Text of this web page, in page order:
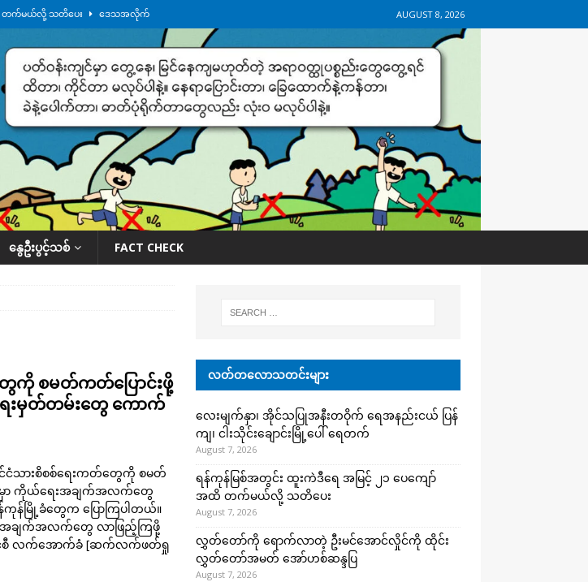
တက်မယ်လို့ သတိပေး ဒေသအလိုက်
ော်အမတ် အော်ဟစ်ဆန္ဒပြ
ရေစတင်ရောက်ရှိ ဒေသအလိုက် သတင်း
ငယ်တဦး ရေစီးနဲ့မျောပါသေဆုံး
ငါးသိုင်းချောင်းမြို့ပေါ် ရေတက်
AUGUST 8, 2026
နွေဦးပွင့်သစ် FACT CHECK
ကို စမတ်ကတ်ပြောင်းဖို့
မှတ်တမ်းတွေ ကောက်
ငံ​သားစိစစ်ရေးကတ်တွေကို စမတ်
မှာ ကိုယ်ရေးအချက်အလက်တွေ
မြို့ခံတွေက ပြောကြပါတယ်။
ျက်အလက်တွေ လာဖြည့်ကြဖို့
စီ လက်အောက်ခံ [ဆက်လက်ဖတ်ရှု
လတ်တလောသတင်းများ
လေးမျက်နှာ၊ အိုင်သပြုအနီးတဝိုက် ရေအနည်းငယ် ပြန်
ကျ၊ ငါးသိုင်းချောင်းမြို့ပေါ် ရေတက်
August 7, 2026
ရန်ကုန်မြစ်အတွင်း ထူးကဲဒီရေ အ​မြင့် ၂၁ ပေကျော်
အထိ တက်မယ်လို့ သတိပေး
August 7, 2026
လွှတ်တော်ကို ရောက်လာတဲ့ ဦးမင်အောင်လှိုင်ကို ထိုင်း
လွှတ်တော်အမတ် အော်ဟစ်ဆန္ဒပြ
August 7, 2026